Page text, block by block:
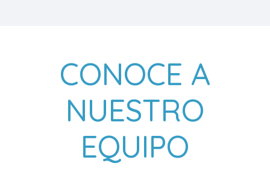
CONOCE A
NUESTRO
EQUIPO